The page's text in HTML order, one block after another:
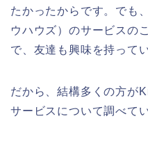
たかったからです。でも
ウハウズ）のサービスの
で、友達も興味を持って
だから、結構多くの方が
サービスについて調べて